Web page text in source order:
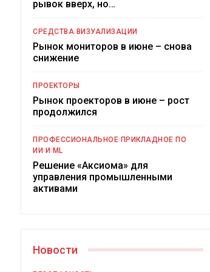
рывок вверх, но…
СРЕДСТВА ВИЗУАЛИЗАЦИИ
Рынок мониторов в июне – снова
снижение
ПРОЕКТОРЫ
Рынок проекторов в июне – рост
продолжился
ПРОФЕССИОНАЛЬНОЕ ПРИКЛАДНОЕ ПО
ИИ И ML
Решение «Аксиома» для
управления промышленными
активами
Новости
Краткий статистический
российский рынок ИБП?